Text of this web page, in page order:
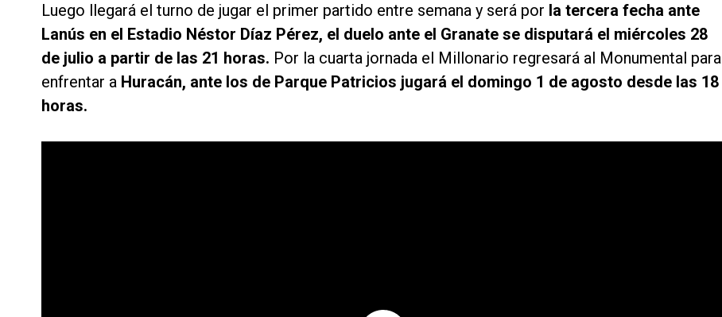
Luego llegará el turno de jugar el primer partido entre semana y será por la tercera fecha ante
Lanús en el Estadio Néstor Díaz Pérez, el duelo ante el Granate se disputará el miércoles 28
de julio a partir de las 21 horas. Por la cuarta jornada el Millonario regresará al Monumental para
enfrentar a Huracán, ante los de Parque Patricios jugará el domingo 1 de agosto desde las 18
horas.